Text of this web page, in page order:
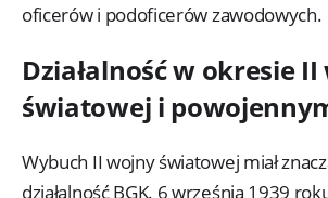
oficerów i podoficerów zawodowych.
Działalność w okresie
światowej i
Wybuch II wojny światowej miał
działalność BGK. 6 września 1939